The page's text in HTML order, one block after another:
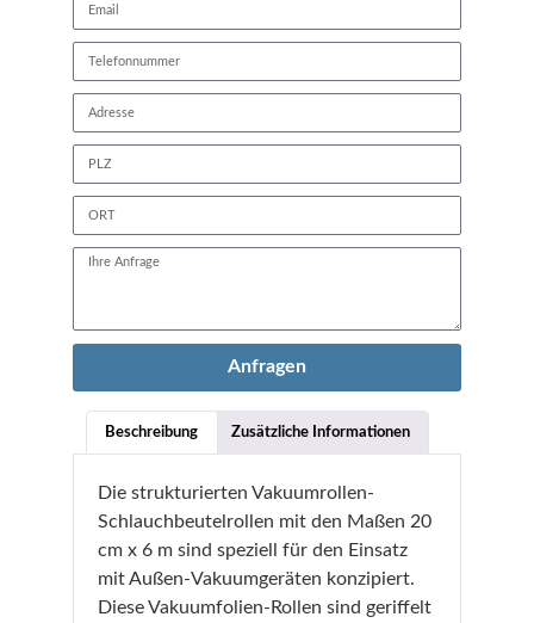
Beschreibung Zusätzliche Informationen
Die strukturierten Vakuumrollen-
Schlauchbeutelrollen mit den Maßen 20
cm x 6 m sind speziell für den Einsatz
mit Außen-Vakuumgeräten konzipiert.
Diese Vakuumfolien-Rollen sind geriffelt
Anfragen